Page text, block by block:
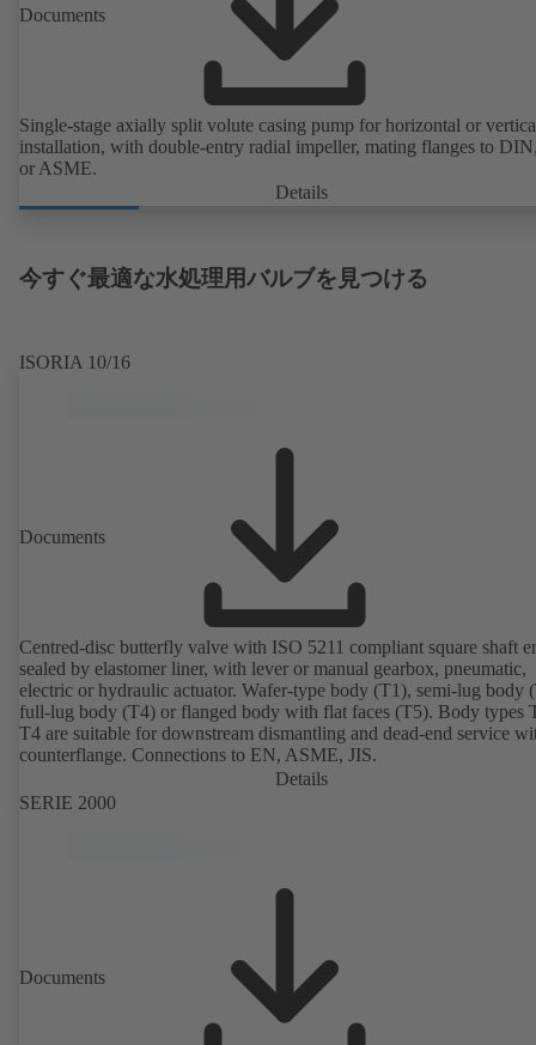
Documents
Single-stage axially split volute casing pump for horizontal or
installation, with double-entry radial impeller, mating flanges to
or ASME.
Details
今すぐ最適な水処理用バルブを見つける
ISORIA 10/16
Documents
Centred-disc butterfly valve with ISO 5211 compliant square shaft
sealed by elastomer liner, with lever or manual gearbox, pneumatic,
electric or hydraulic actuator. Wafer-type body (T1), semi-lug body
full-lug body (T4) or flanged body with flat faces (T5). Body types
T4 are suitable for downstream dismantling and dead-end service
counterflange. Connections to EN, ASME, JIS.
Details
SERIE 2000
Documents